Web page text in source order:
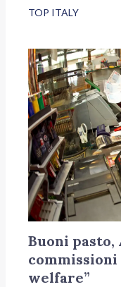
TOP ITALY
Buoni pasto,
welfare”